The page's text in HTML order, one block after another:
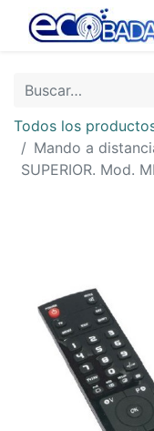
Todos los
Mando a
SUPERIOR. Mod.